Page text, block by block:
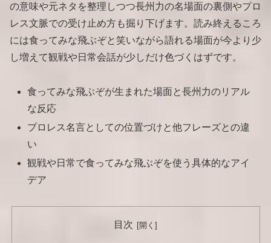
の意味や元ネタを整理しつつ長州力の名場面の裏側やプロ
レス文脈での受け止め方も掘り下げます。読み終えるころ
には食ってみな飛ぶぞと笑いながら語れる場面が今より少
し増えて観戦や日常会話が少しだけ色づくはずです。
食ってみな飛ぶぞが生まれた場面と長州力のリアル
な反応
プロレス名言としての位置づけと他フレーズとの違
い
観戦や日常で食ってみな飛ぶぞを使う具体的なアイ
デア
目次